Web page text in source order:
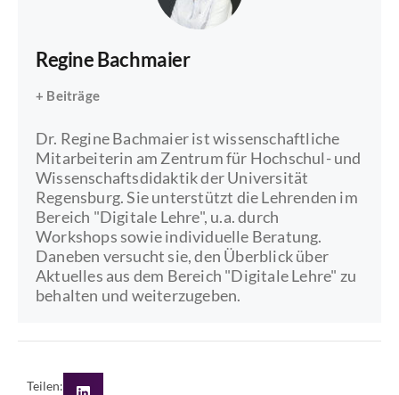
Regine Bachmaier
+ Beiträge
Dr. Regine Bachmaier ist wissenschaftliche
Mitarbeiterin am Zentrum für Hochschul- und
Wissenschaftsdidaktik der Universität
Regensburg. Sie unterstützt die Lehrenden im
Bereich "Digitale Lehre", u.a. durch
Workshops sowie individuelle Beratung.
Daneben versucht sie, den Überblick über
Aktuelles aus dem Bereich "Digitale Lehre" zu
behalten und weiterzugeben.
Teilen: